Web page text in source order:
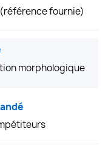
(référence fournie)
morphologique